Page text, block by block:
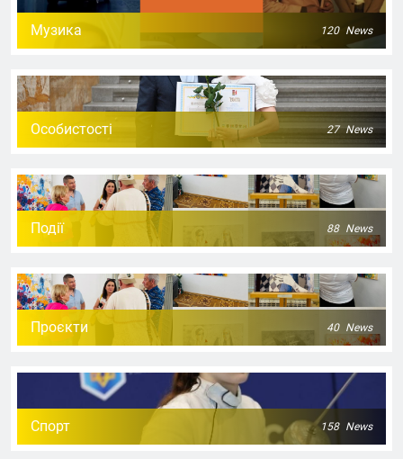
Музика 120 News
Особистості 27 News
Події 88 News
Проєкти 40 News
Спорт 158 News